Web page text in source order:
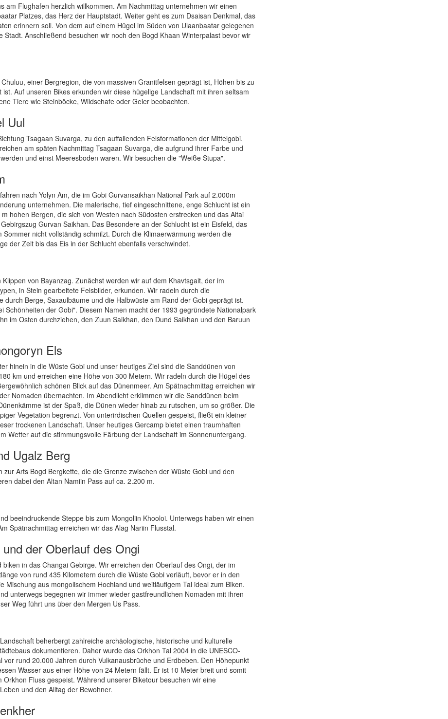
am Flughafen herzlich willkommen. Am Nachmittag unternehmen wir einen
Platzes, das Herz der Hauptstadt. Weiter geht es zum Dsaisan Denkmal, das
erinnern soll. Von dem auf einem Hügel im Süden von Ulaanbaatar gelegenen
Anschließend besuchen wir noch den Bogd Khaan Winterpalast bevor wir
einer Bergregion, die von massiven Granitfelsen geprägt ist, Höhen bis zu
Auf unseren Bikes erkunden wir diese hügelige Landschaft mit ihren seltsam
Tiere wie Steinböcke, Wildschafe oder Geier beobachten.
Uul
Tsagaan Suvarga, zu den auffallenden Felsformationen der Mittelgobi.
am späten Nachmittag Tsagaan Suvarga, die aufgrund ihrer Farbe und
und einst Meeresboden waren. Wir besuchen die "Weiße Stupa".
nach Yolyn Am, die im Gobi Gurvansaikhan National Park auf 2.000m
unternehmen. Die malerische, tief eingeschnittene, enge Schlucht ist ein
hohen Bergen, die sich von Westen nach Südosten erstrecken und das Altai
Gurvan Saikhan. Das Besondere an der Schlucht ist ein Eisfeld, das
nicht vollständig schmilzt. Durch die Klimaerwärmung werden die
der Zeit bis das Eis in der Schlucht ebenfalls verschwindet.
von Bayanzag. Zunächst werden wir auf dem Khavtsgait, der im
in Stein gearbeitete Felsbilder, erkunden. Wir radeln durch die
Berge, Saxaulbäume und die Halbwüste am Rand der Gobi geprägt ist.
Schönheiten der Gobi". Diesem Namen macht der 1993 gegründete Nationalpark
im Osten durchziehen, den Zuun Saikhan, den Dund Saikhan und den Baruun
Els
hinein in die Wüste Gobi und unser heutiges Ziel sind die Sanddünen von
km und erreichen eine Höhe von 300 Metern. Wir radeln durch die Hügel des
schönen Blick auf das Dünenmeer. Am Spätnachmittag erreichen wir
Nomaden übernachten. Im Abendlicht erklimmen wir die Sanddünen beim
ist der Spaß, die Dünen wieder hinab zu rutschen, um so größer. Die
Vegetation begrenzt. Von unterirdischen Quellen gespeist, fließt ein kleiner
trockenen Landschaft. Unser heutiges Gercamp bietet einen traumhaften
Wetter auf die stimmungsvolle Färbung der Landschaft im Sonnenuntergang.
Ugalz Berg
Arts Bogd Bergkette, die die Grenze zwischen der Wüste Gobi und den
dabei den Altan Namiin Pass auf ca. 2.200 m.
beeindruckende Steppe bis zum Mongoliin Khooloi. Unterwegs haben wir einen
Spätnachmittag erreichen wir das Alag Nariin Flusstal.
der Oberlauf des Ongi
in das Changai Gebirge. Wir erreichen den Oberlauf des Ongi, der im
von rund 435 Kilometern durch die Wüste Gobi verläuft, bevor er in den
Mischung aus mongolischem Hochland und weitläufigem Tal ideal zum Biken.
unterwegs begegnen wir immer wieder gastfreundlichen Nomaden mit ihren
Weg führt uns über den Mergen Us Pass.
beherbergt zahlreiche archäologische, historische und kulturelle
dokumentieren. Daher wurde das Orkhon Tal 2004 in die UNESCO-
rund 20.000 Jahren durch Vulkanausbrüche und Erdbeben. Den Höhepunkt
Wasser aus einer Höhe von 24 Metern fällt. Er ist 10 Meter breit und somit
Fluss gespeist. Während unserer Biketour besuchen wir eine
und den Alltag der Bewohner.